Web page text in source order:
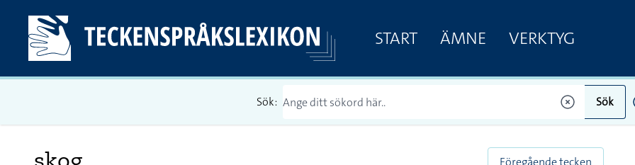
START ÄMNE VERKTYG
Sök: Sök
Föregående tecken